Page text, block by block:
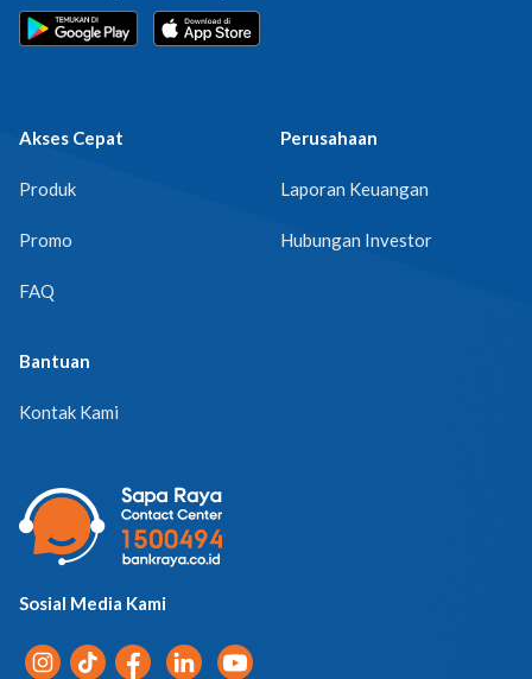
Akses Cepat
Produk
Promo
FAQ
Perusahaan
Laporan Keuangan
Hubungan Investor
Bantuan
Kontak Kami
Sosial Media Kami